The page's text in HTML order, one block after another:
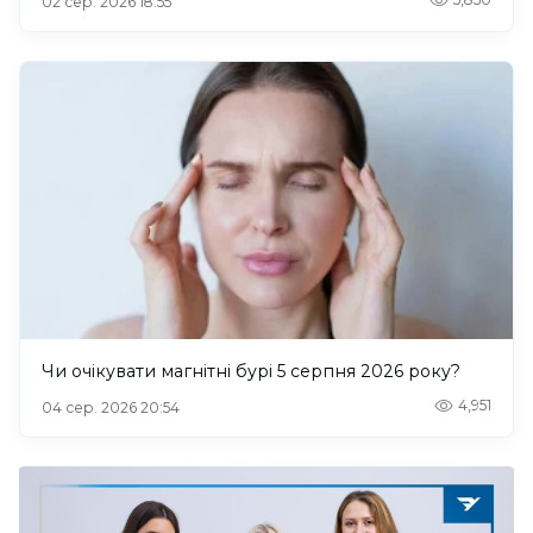
Чи очікувати магнітні бурі 5 серпня 2026 року?
04 сер. 2026 20:54 4,951